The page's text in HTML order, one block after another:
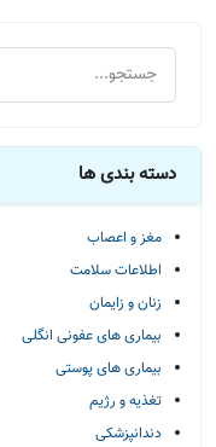
دسته بندی ها
مغز و اعصاب
اطلاعات سلامت
زنان و زایمان
بیماری های عفونی انگلی
بیماری های پوستی
تغذیه و رژیم
دندانپزشکی